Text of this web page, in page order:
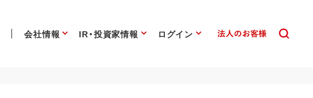
会社情報 IR・投資家情報 ログイン